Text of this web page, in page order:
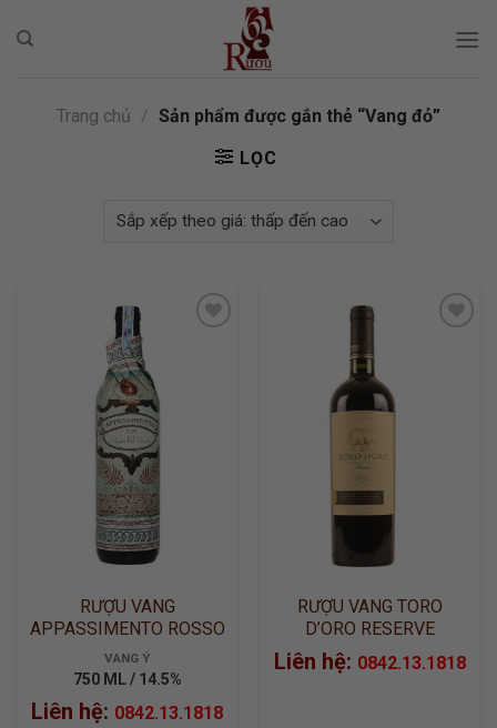
Trang chủ / Sản phẩm được gắn thẻ “Vang đỏ”
LỌC
ADD TO
WISHLIST
RƯỢU VANG
APPASSIMENTO ROSSO
PUGLIA IGT BOTTER
VANG Ý
750 ML / 14.5%
Liên hệ: 0842.13.1818
WISHLIST
RƯỢU VANG TORO
D’ORO RESERVE
CABERNET SAUVIGNON
Liên hệ: 0842.13.1818